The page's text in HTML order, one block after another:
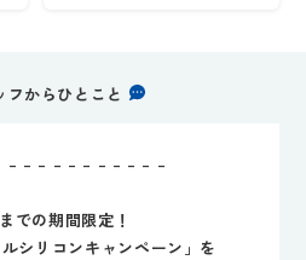
フからひとこと
– – – – – – – – – – –
での期間限定！
シリコンキャンペーン」を